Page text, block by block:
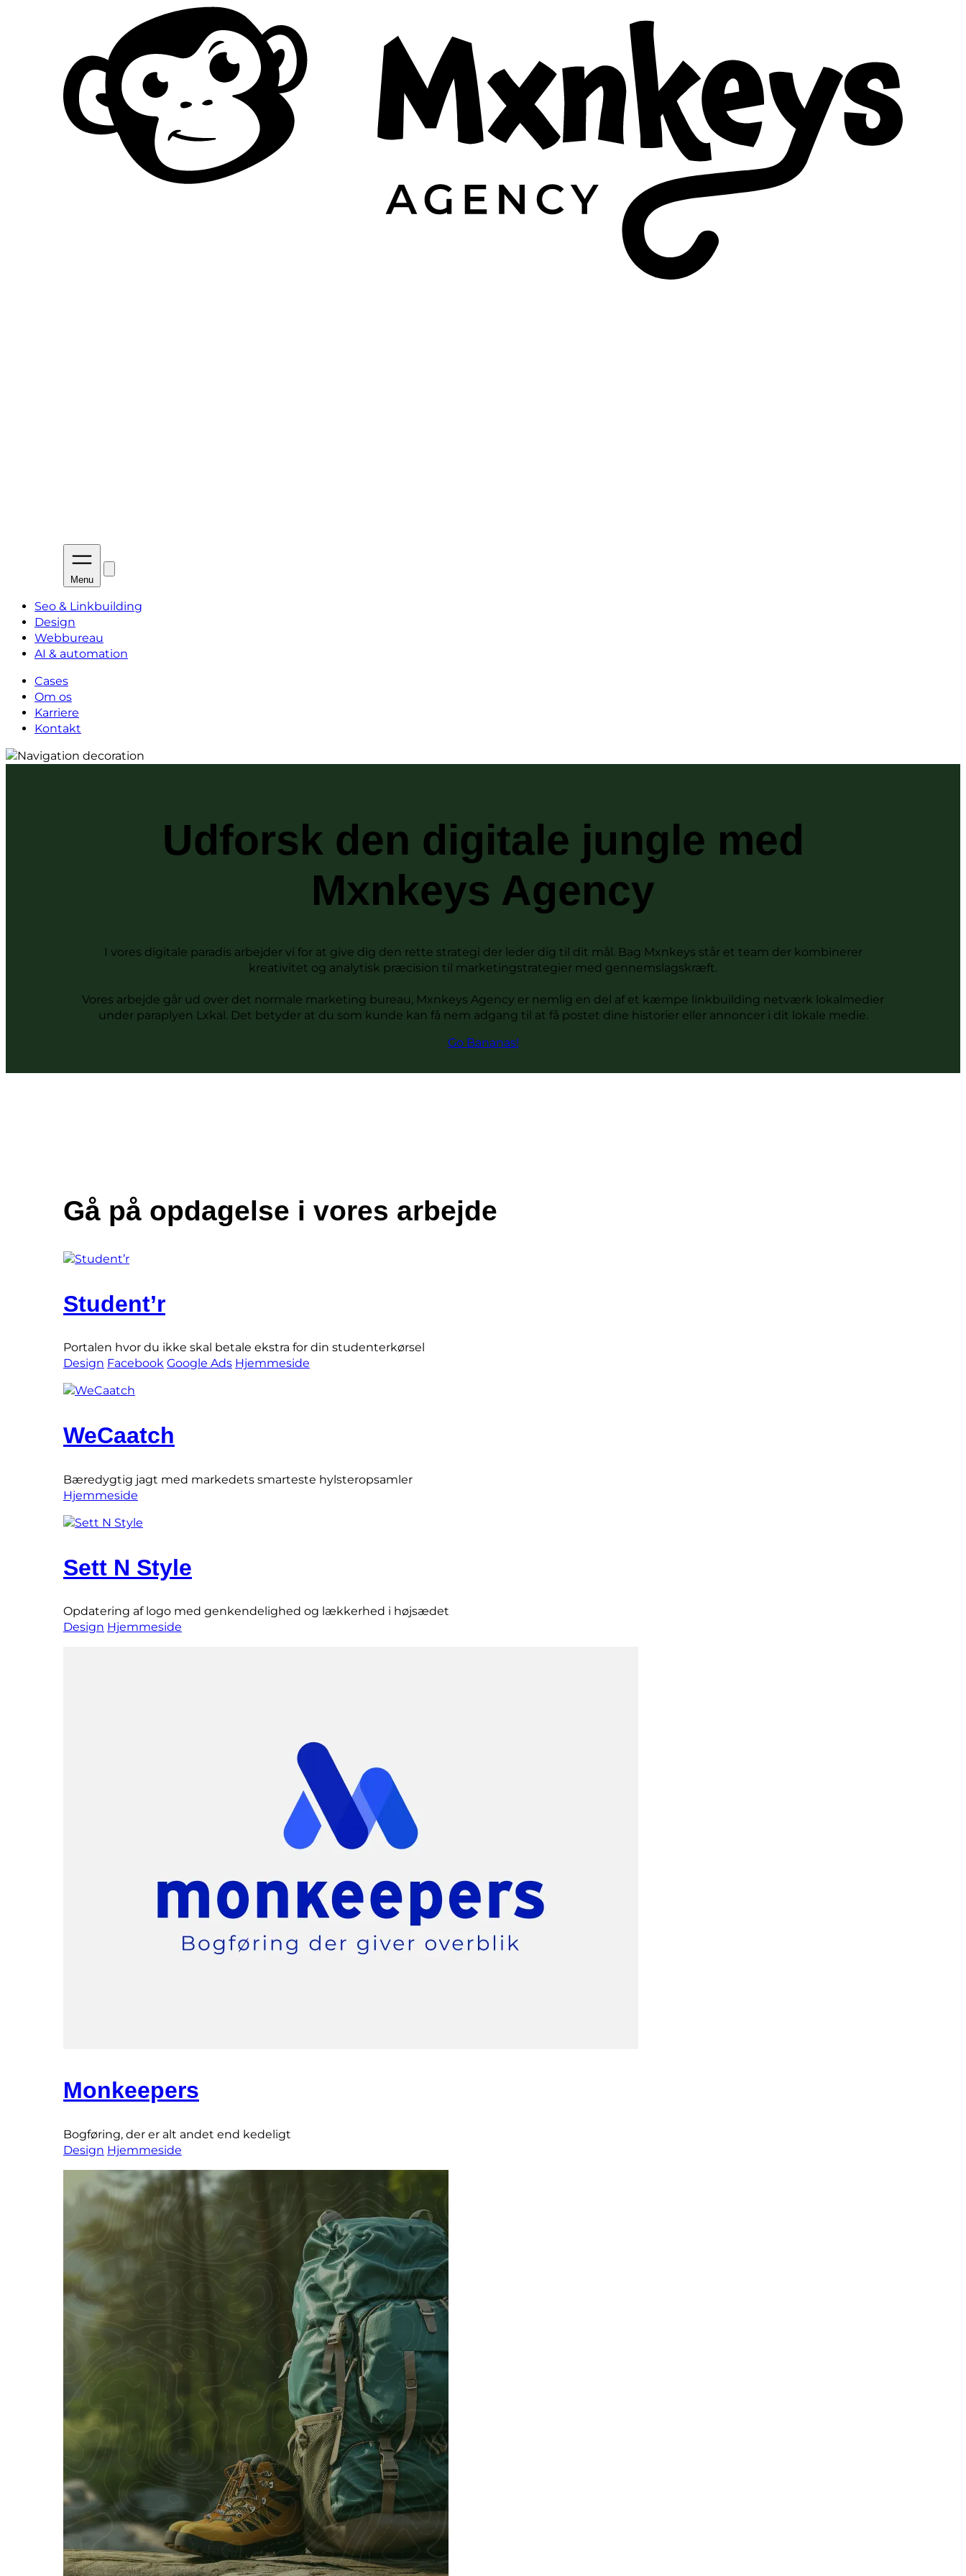
Menu
Seo & Linkbuilding
Design
Webbureau
AI & automation
Cases
Om os
Karriere
Kontakt
Udforsk den digitale jungle med
Mxnkeys Agency
I vores digitale paradis arbejder vi for at give dig den rette strategi der leder dig til dit mål. Bag Mxnkeys står et team der kombinerer
kreativitet og analytisk præcision til marketingstrategier med gennemslagskræft.
Vores arbejde går ud over det normale marketing bureau, Mxnkeys Agency er nemlig en del af et kæmpe linkbuilding netværk lokalmedier
under paraplyen Lxkal. Det betyder at du som kunde kan få nem adgang til at få postet dine historier eller annoncer i dit lokale medie.
Go Bananas!
Gå på opdagelse i vores arbejde
Student’r
Portalen hvor du ikke skal betale ekstra for din studenterkørsel
Design Facebook Google Ads Hjemmeside
WeCaatch
Bæredygtig jagt med markedets smarteste hylsteropsamler
Hjemmeside
Sett N Style
Opdatering af logo med genkendelighed og lækkerhed i højsædet
Design Hjemmeside
Monkeepers
Bogføring, der er alt andet end kedeligt
Design Hjemmeside